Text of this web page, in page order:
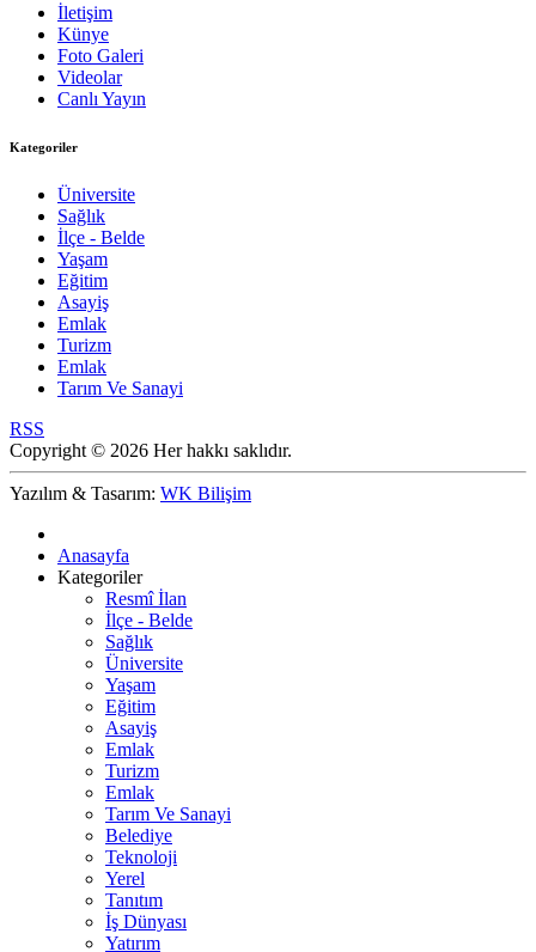
İletişim
Künye
Foto Galeri
Videolar
Canlı Yayın
Kategoriler
Üniversite
Sağlık
İlçe - Belde
Yaşam
Eğitim
Asayiş
Emlak
Turizm
Emlak
Tarım Ve Sanayi
RSS
Copyright © 2026 Her hakkı saklıdır.
Yazılım & Tasarım: WK Bilişim
Anasayfa
Kategoriler
Resmî İlan
İlçe - Belde
Sağlık
Üniversite
Yaşam
Eğitim
Asayiş
Emlak
Turizm
Emlak
Tarım Ve Sanayi
Belediye
Teknoloji
Yerel
Tanıtım
İş Dünyası
Yatırım